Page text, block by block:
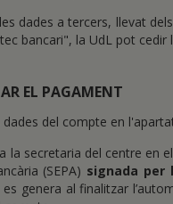
dades a tercers, llevat
bancari", la UdL pot cedir
EL PAGAMENT
del compte en
la secretaria del centre en
(SEPA) signada per
genera al finalitzar